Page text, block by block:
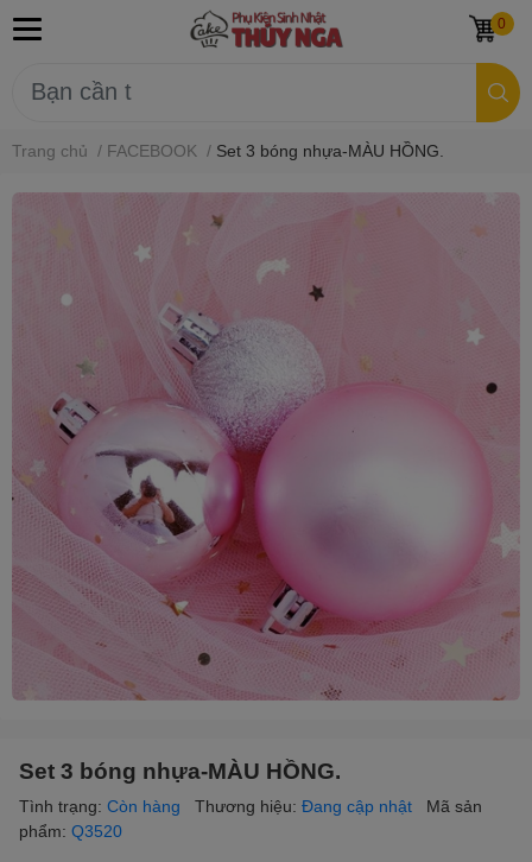
0
Trang chủ / FACEBOOK / Set 3 bóng nhựa-MÀU HỒNG.
Set 3 bóng nhựa-MÀU HỒNG.
Tình trạng: Còn hàng Thương hiệu: Đang cập nhật
Mã sản
phẩm: Q3520